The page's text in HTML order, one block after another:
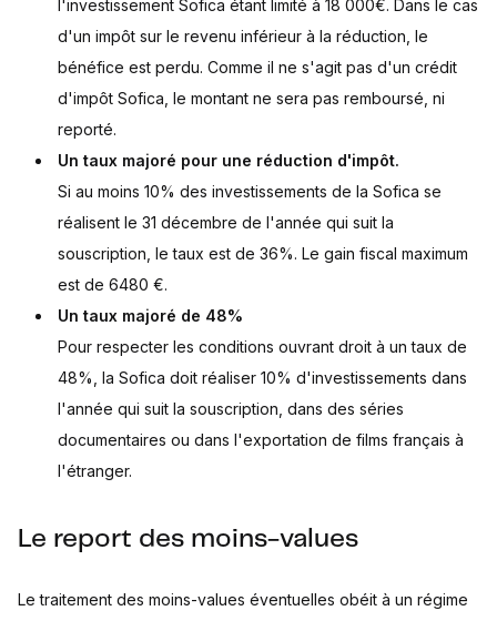
l'investissement Sofica étant limité à 18 000€. Dans le cas
d'un impôt sur le revenu inférieur à la réduction, le
bénéfice est perdu. Comme il ne s'agit pas d'un crédit
d'impôt Sofica, le montant ne sera pas remboursé, ni
reporté.
Un taux majoré pour une réduction d'impôt.
Si au moins 10% des investissements de la Sofica se
réalisent le 31 décembre de l'année qui suit la
souscription, le taux est de 36%. Le gain fiscal maximum
est de 6480 €.
Un taux majoré de 48%
Pour respecter les conditions ouvrant droit à un taux de
48%, la Sofica doit réaliser 10% d'investissements dans
l'année qui suit la souscription, dans des séries
documentaires ou dans l'exportation de films français à
l'étranger.
Le report des moins-values
Le traitement des moins-values éventuelles obéit à un régime